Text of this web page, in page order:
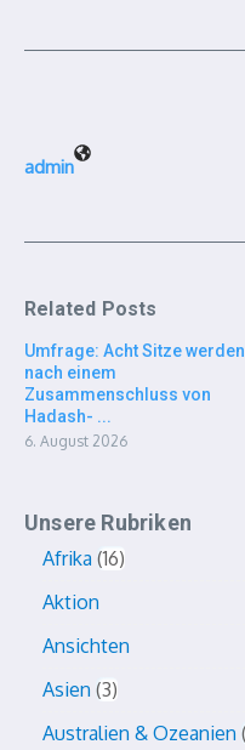
admin
Related Posts
Umfrage: Acht Sitze werden
nach einem
Zusammenschluss von
Hadash- ...
6. August 2026
Unsere Rubriken
Afrika 16
Aktion
Ansichten
Asien 3
Australien & Ozeanien